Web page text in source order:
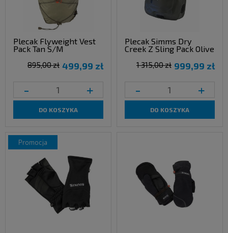
Plecak Flyweight Vest
Pack Tan S/M
499,99 zł
895,00 zł
- +
DO KOSZYKA
Plecak Simms Dry
Creek Z Sling Pack Olive
999,99 zł
1 315,00 zł
- +
DO KOSZYKA
promocja